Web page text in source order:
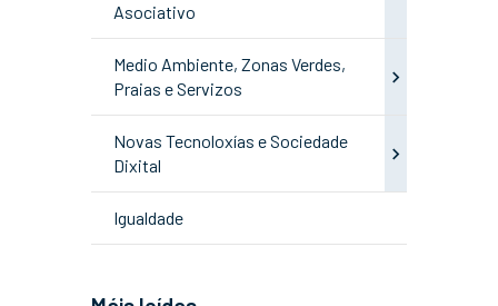
Asociativo
Medio Ambiente, Zonas Verdes,
Praias e Servizos
Novas Tecnoloxías e Sociedade
Dixital
Igualdade